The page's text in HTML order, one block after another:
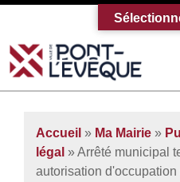
Accueil » Ma Mairie »
légal » Arrêté municipal
autorisation